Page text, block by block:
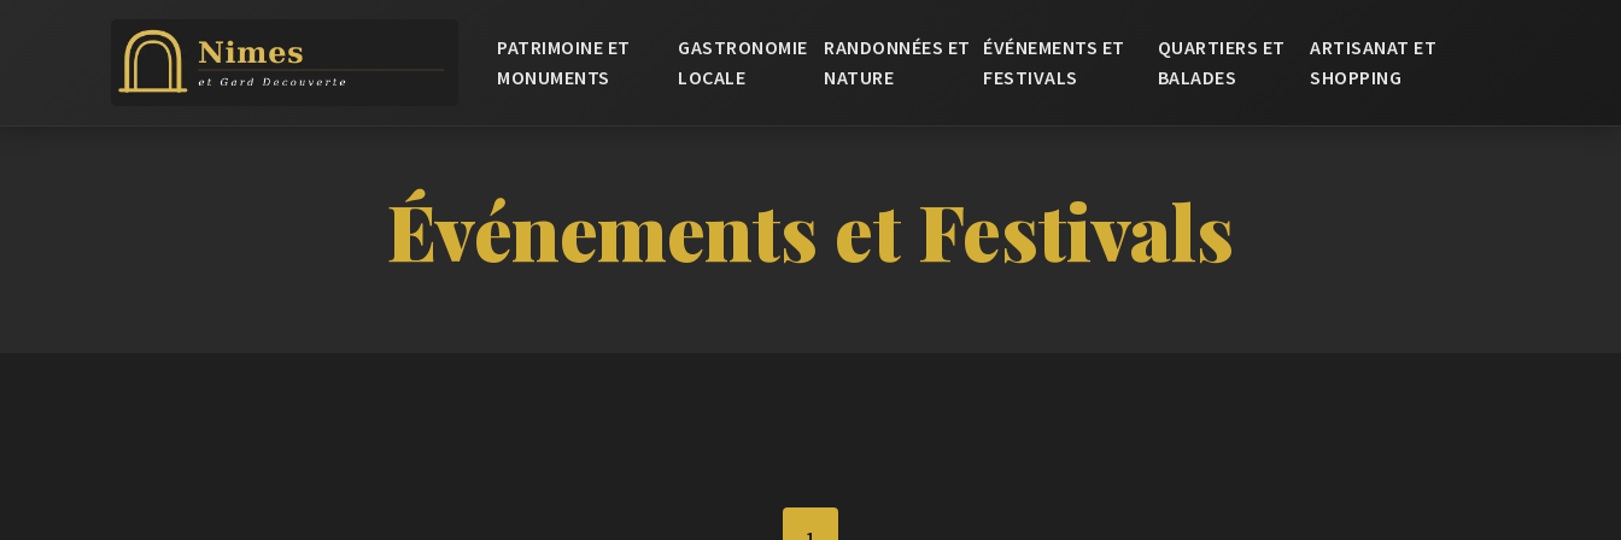
PATRIMOINE ET
MONUMENTS
GASTRONOMIE
LOCALE
RANDONNÉES ET
NATURE
ÉVÉNEMENTS ET
FESTIVALS
QUARTIERS ET
BALADES
ARTISANAT ET
SHOPPING
Événements et Festivals